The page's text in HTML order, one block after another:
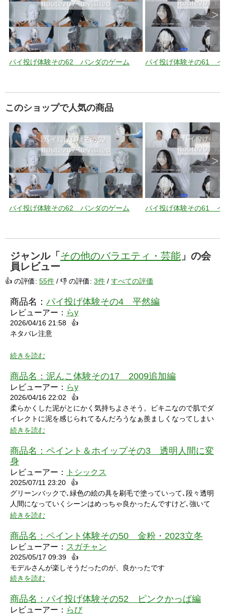
パイ投げ体験その62 パンダのゲーム パイ投げ体験その61 イ
>
このショップで人気の商品
パイ投げ体験その62 パンダのゲーム パイ投げ体験その61 イ
>
ジャンル「 その他のバラエティ・芸能 」の会
員レビュー
👍 の評価: 55件 / 👎 の評価: 3件 / すべての評価
商品名： パイ投げ体験その4 平然編
レビューアー： らy
2026/04/16 21:58
👍
ネタバレ注意
シャワーシーンで「お腹にぶつけられたら声出ちゃうだろうな」
と思っていたところにパイをちょうどぶつけられ「予想が当たっ
たw」と笑ってしまいました。リアクションもクールな見た目に
い悔しさを滲ませながら罰ゲームを受けている姿にドキドキして
しまいました。
続きを読む
商品名： 泥んこ体験その17 2009追加編
レビューアー： らy
2026/04/16 22:02
👍
柔らかくした泥がとにかく気持ちよさそう。ビキニなので肌でダ
イレクトに泥を感じられてるんだろうなぁ羨ましくなってしまい
ました。
続きを読む
商品名： ペイント＆ホイップその3 透明人間に変
身
レビューアー： トシックス
2025/07/11 23:20
👍
グリーンバックで､緑色の絵の具を刷毛で塗っていって､段々透明
人間になっていくシーンはめっちゃ良かったんですけど､強いて
言うなら､上半身だけで無くて､全身も透明になる所も見てみたい
続きを読む
商品名： ペイント体験その50 金粉・2023立冬
レビューアー： スガチャン
2025/05/17 09:39
👍
モデルさんが楽しそうだったのが、良かったです
続きを読む
商品名： パイ投げ体験その52 ピンクかっぱ編
レビューアー： らび